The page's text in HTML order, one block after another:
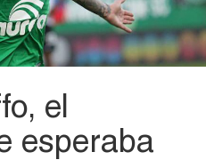
el
esperaba